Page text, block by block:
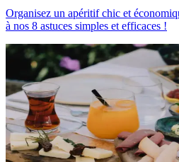
Organisez un apéritif chic et
à nos 8 astuces simples et efficaces !